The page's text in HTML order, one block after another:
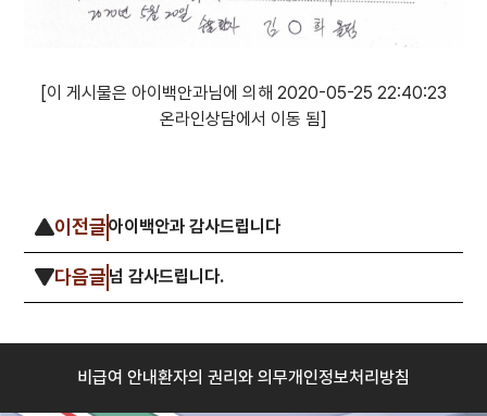
[이 게시물은 아이백안과님에 의해 2020-05-25 22:40:23
온라인상담에서 이동 됨]
이전글아이백안과 감사드립니다
다음글 넘 감사드립니다.
비급여 안내환자의 권리와 의무개인정보처리방침